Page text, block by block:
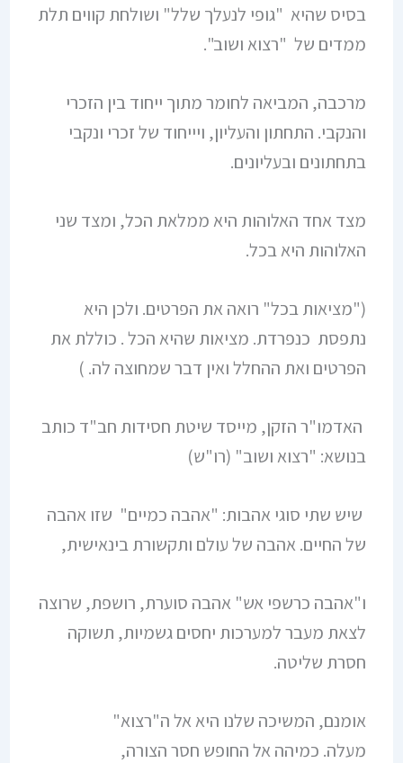
בסיס שהיא "גופי לנעלך שלל" ושולחת קווים תלת
ממדים של "רצוא ושוב".
מרכבה, המביאה לחומר מתוך ייחוד בין הזכרי
והנקבי. התחתון והעליון, ויייחוד של זכרי ונקבי
בתחתונים ובעליונים.
מצד אחד האלוהות היא ממלאת הכל, ומצד שני
האלוהות היא בכל.
("מציאות בכל" רואה את הפרטים. ולכן היא
נתפסת כנפרדת. מציאות שהיא הכל . כוללת את
הפרטים ואת ההחלל ואין דבר שמחוצה לה. )
האדמו"ר הזקן, מייסד שיטת חסידות חב"ד כותב
בנושא: "רצוא ושוב" (רו"ש)
שיש שתי סוגי אהבות: "אהבה כמיים" שזו אהבה
של החיים. אהבה של עולם ותקשורת בינאישית,
ו"אהבה כרשפי אש" אהבה סוערת, רושפת, שרוצה
לצאת מעבר למערכות יחסים גשמיות, תשוקה
חסרת שליטה.
אומנם, המשיכה שלנו היא אל ה"רצוא"
מעלה. כמיהה אל החופש חסר הצורה,